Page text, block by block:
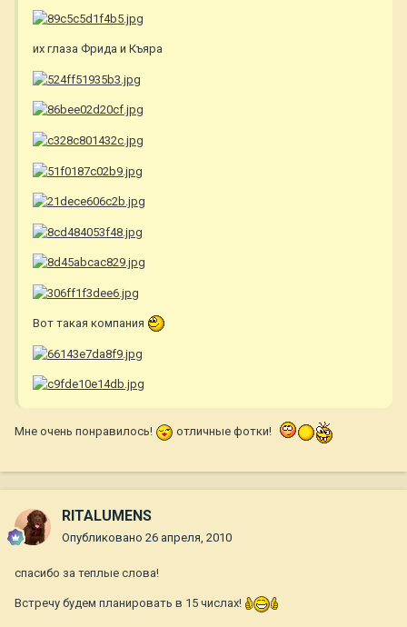
их глаза Фрида и Къяра
Вот такая компания
Мне очень понравилось! отличные фотки!
RITALUMENS
Опубликовано 26 апреля, 2010
спасибо за теплые слова!
Встречу будем планировать в 15 числах!